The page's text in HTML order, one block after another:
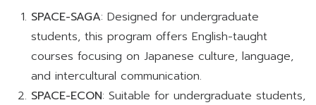
SPACE-SAGA: Designed for undergraduate
students, this program offers English-taught
courses focusing on Japanese culture, language,
and intercultural communication.
SPACE-ECON: Suitable for undergraduate students,